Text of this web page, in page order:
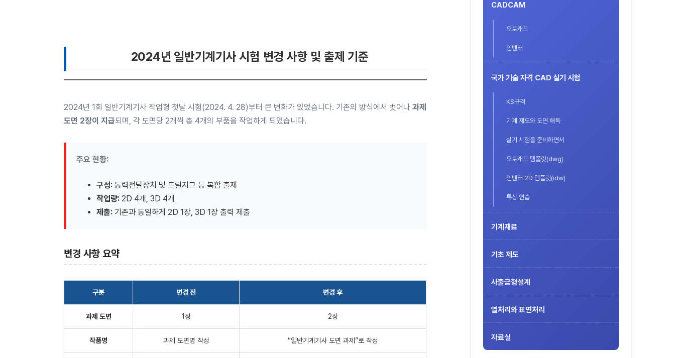
2024년 일반기계기사 시험 변경 사항 및 출제 기준
2024년 1회 일반기계기사 작업형 첫날 시험(2024. 4. 28)부터 큰 변화가 있었습니다. 기존의 방식에서 벗어나과제
도면 2장이 지급되며, 각 도면당 2개씩 총 4개의 부품을 작업하게 되었습니다.
주요 현황:
구성: 동력전달장치 및 드릴지그 등 복합 출제
작업량: 2D 4개, 3D 4개
제출: 기존과 동일하게 2D 1장, 3D 1장 출력 제출
변경 사항 요약
구분 변경 전 변경 후
과제 도면 1장 2장
작품명 과제 도면명 작성 “일반기계기사 도면 과제”로 작성
CADCAM
오토캐드
인벤터
국가 기술 자격 CAD 실기 시험
KS규격
기계 제도와 도면 해독
실기 시험을 준비하면서
오토캐드 템플릿(dwg)
인벤터 2D 템플릿(idw)
투상 연습
기계재료
기초 제도
사출금형설계
열처리와 표면처리
자료실